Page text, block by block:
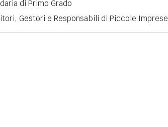
di Primo Grado
Gestori e Responsabili di Piccole Imprese